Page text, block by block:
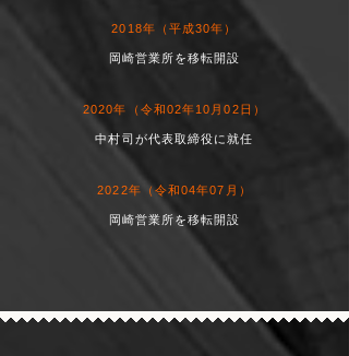
2018年（平成30年）
岡崎営業所を移転開設
2020年（令和02年10月02日）
中村司が代表取締役に就任
2022年（令和04年07月）
岡崎営業所を移転開設